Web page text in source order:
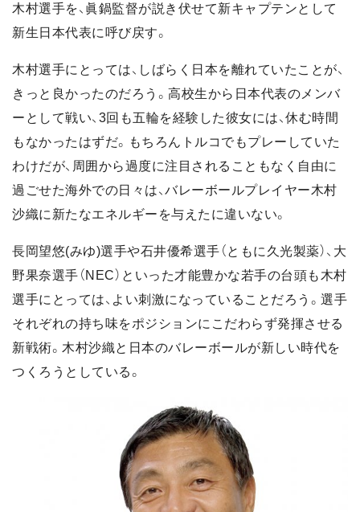
木村選手を、眞鍋監督が説き伏せて新キャプテンとして
新生日本代表に呼び戻す。
木村選手にとっては、しばらく日本を離れていたことが、
きっと良かったのだろう。高校生から日本代表のメンバ
ーとして戦い、3回も五輪を経験した彼女には、休む時間
もなかったはずだ。もちろんトルコでもプレーしていた
わけだが、周囲から過度に注目されることもなく自由に
過ごせた海外での日々は、バレーボールプレイヤー木村
沙織に新たなエネルギーを与えたに違いない。
長岡望悠(みゆ)選手や石井優希選手（ともに久光製薬）、大
野果奈選手（NEC）といった才能豊かな若手の台頭も木村
選手にとっては、よい刺激になっていることだろう。選手
それぞれの持ち味をポジションにこだわらず発揮させる
新戦術。木村沙織と日本のバレーボールが新しい時代を
つくろうとしている。